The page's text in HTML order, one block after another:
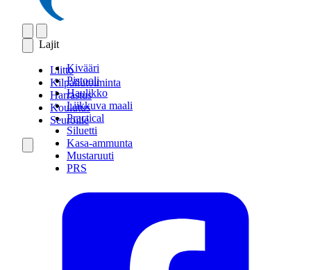
Lajit
Kivääri
Pistooli
Haulikko
Liikkuva maali
Practical
Siluetti
Kasa-ammunta
Mustaruuti
PRS
Liitto
Kilpailutoiminta
Harrastus
Koulutus
Seuroille